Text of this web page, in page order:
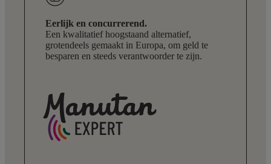
Eerlijk en concurrerend.
Een kwalitatief hoogstaand alternatief,
grotendeels gemaakt in Europa, om geld te
besparen en steeds verantwoorder te zijn.